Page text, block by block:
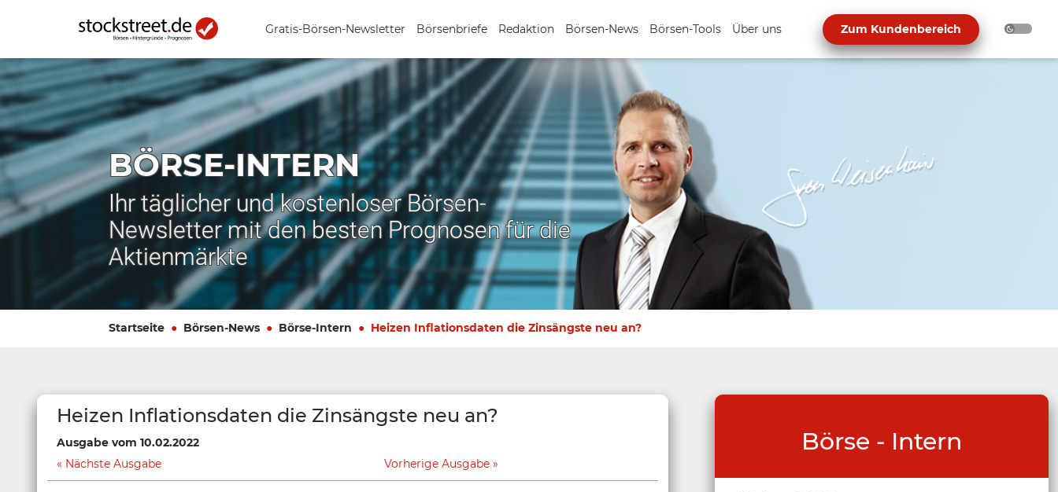
Gratis-Börsen-Newsletter Börsenbriefe Redaktion Börsen-News Börsen-Tools Über uns Zum Kundenbereich
BÖRSE-INTERN
Ihr täglicher und kostenloser Börsen-
Newsletter mit den besten Prognosen für die
Aktienmärkte
Startseite Börsen-News Börse-Intern Heizen Inflationsdaten die Zinsängste neu an?
Heizen Inflationsdaten die Zinsängste neu an?
Ausgabe vom 10.02.2022
Nächste Ausgabe
Vorherige Ausgabe
Börse - Intern